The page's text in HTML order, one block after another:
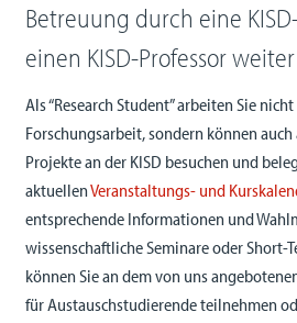
Betreuung durch eine
einen KISD-Professor
Als “Research Student” arbeiten Sie
Forschungsarbeit, sondern können
Projekte an der KISD besuchen und
aktuellenVeranstaltungs- und
entsprechende Informationen und
wissenschaftliche Seminare oder Short-
können Sie an dem von uns
für Austauschstudierende teilnehmen